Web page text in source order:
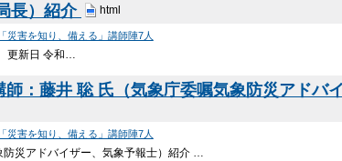
長）紹介 html
災害を知り、備える」講師陣7人
更新日 令和…
：藤井 聡 氏（気象庁委嘱気象防災アドバ
災害を知り、備える」講師陣7人
災アドバイザー、気象予報士）紹介 …